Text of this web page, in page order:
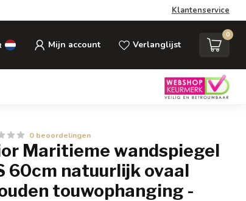
Klantenservice
Mijn account Verlanglijst
0
0 beoordelingen
Maritieme wandspiegel
60cm natuurlijk ovaal
touwophanging -